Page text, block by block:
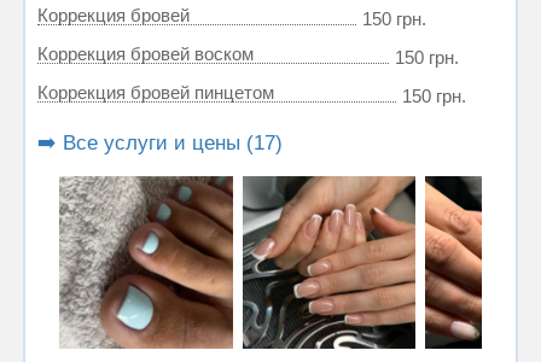
Коррекция бровей
150 грн.
Коррекция бровей воском
150 грн.
Коррекция бровей пинцетом
150 грн.
➡️ Все услуги и цены (17)